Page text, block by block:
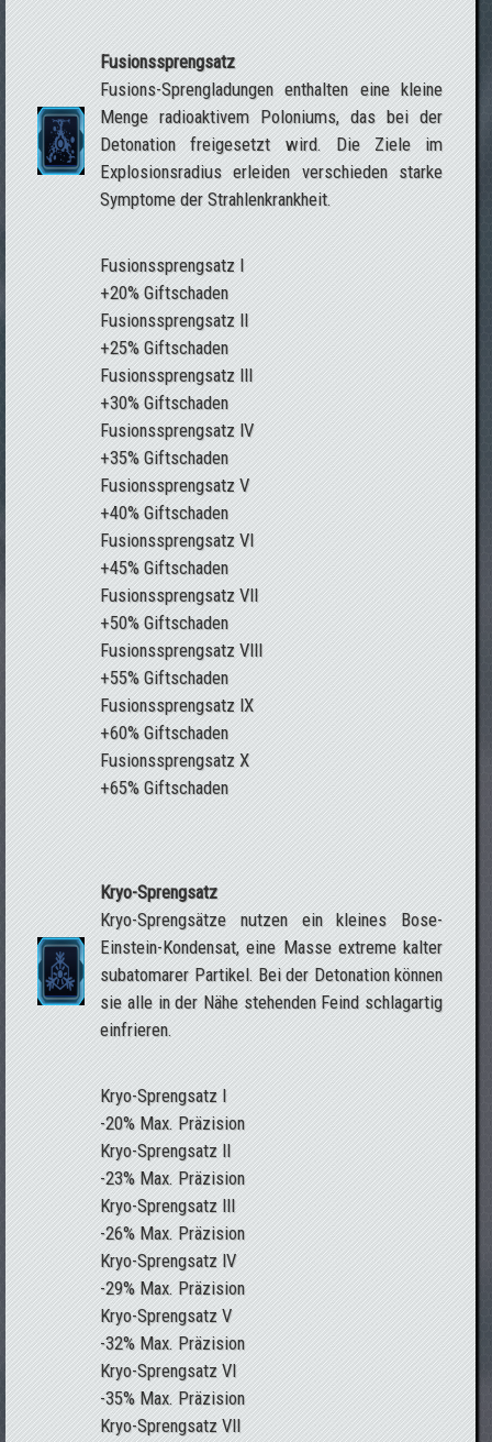
Fusionssprengsatz
Fusions-Sprengladungen enthalten eine kleine
Menge radioaktivem Poloniums, das bei der
Detonation freigesetzt wird. Die Ziele im
Explosionsradius erleiden verschieden starke
Symptome der Strahlenkrankheit.
Fusionssprengsatz I
+20% Giftschaden
Fusionssprengsatz II
+25% Giftschaden
Fusionssprengsatz III
+30% Giftschaden
Fusionssprengsatz IV
+35% Giftschaden
Fusionssprengsatz V
+40% Giftschaden
Fusionssprengsatz VI
+45% Giftschaden
Fusionssprengsatz VII
+50% Giftschaden
Fusionssprengsatz VIII
+55% Giftschaden
Fusionssprengsatz IX
+60% Giftschaden
Fusionssprengsatz X
+65% Giftschaden
Kryo-Sprengsatz
Kryo-Sprengsätze nutzen ein kleines Bose-
Einstein-Kondensat, eine Masse extreme kalter
subatomarer Partikel. Bei der Detonation können
sie alle in der Nähe stehenden Feind schlagartig
einfrieren.
Kryo-Sprengsatz I
-20% Max. Präzision
Kryo-Sprengsatz II
-23% Max. Präzision
Kryo-Sprengsatz III
-26% Max. Präzision
Kryo-Sprengsatz IV
-29% Max. Präzision
Kryo-Sprengsatz V
-32% Max. Präzision
Kryo-Sprengsatz VI
-35% Max. Präzision
Kryo-Sprengsatz VII